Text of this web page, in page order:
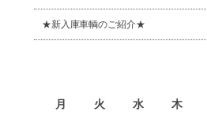
★新入庫車輌のご紹介★
月 火 水 木